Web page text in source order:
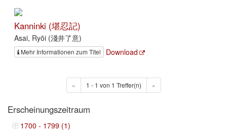
Kanninki (堪忍記)
Asai, Ryōi (淺井了意)
Mehr Informationen zum Titel Download
« 1 - 1 von 1 Treffer(n) »
Erscheinungszeitraum
1700 - 1799 (1)